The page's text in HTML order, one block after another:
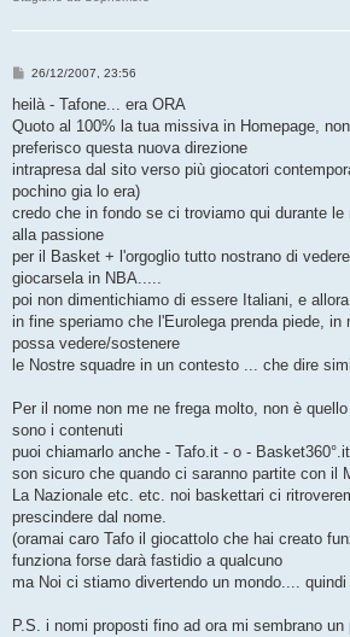
M
s
a
g
i
o
26/12/2007, 23:56
heilà - Tafone... era ORA
Quoto al 100% la tua missiva in Homepage,
preferisco questa nuova direzione
intrapresa dal sito verso più giocatori
pochino gia lo era)
credo che in fondo se ci troviamo qui durante
alla passione
per il Basket + l'orgoglio tutto nostrano di
giocarsela in NBA.....
poi non dimentichiamo di essere Italiani, e
in fine speriamo che l'Eurolega prenda piede, in
possa vedere/sostenere
le Nostre squadre in un contesto ... che dire
Per il nome non me ne frega molto, non è
sono i contenuti
puoi chiamarlo anche - Tafo.it - o -
son sicuro che quando ci saranno partite con il
La Nazionale etc. etc. noi baskettari ci
prescindere dal nome.
(oramai caro Tafo il giocattolo che hai creato
funziona forse darà fastidio a qualcuno
ma Noi ci stiamo divertendo un mondo.... quindi
P.S. i nomi proposti fino ad ora mi sembrano